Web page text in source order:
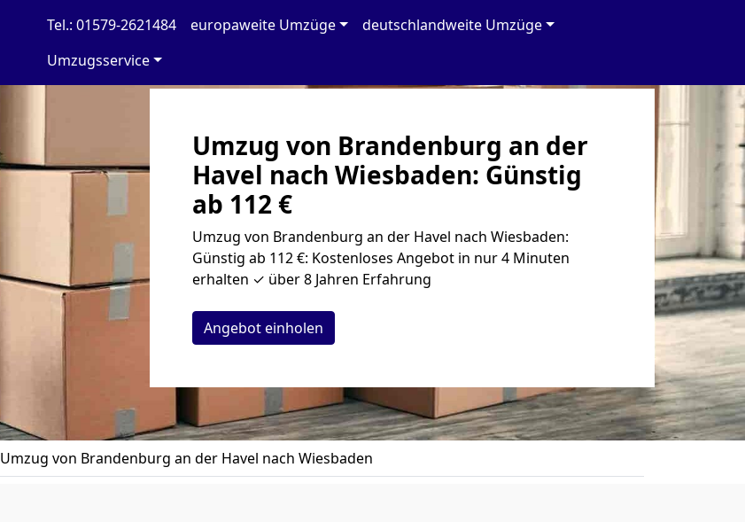
Tel.: 01579-2621484 europaweite Umzüge
deutschlandweite Umzüge
Umzugsservice
Umzug von Brandenburg an der
Havel nach Wiesbaden: Günstig
ab 112 €
Umzug von Brandenburg an der Havel nach Wiesbaden:
Günstig ab 112 €: Kostenloses Angebot in nur 4 Minuten
erhalten ✓ über 8 Jahren Erfahrung
Angebot einholen
Umzug von Brandenburg an der Havel nach Wiesbaden